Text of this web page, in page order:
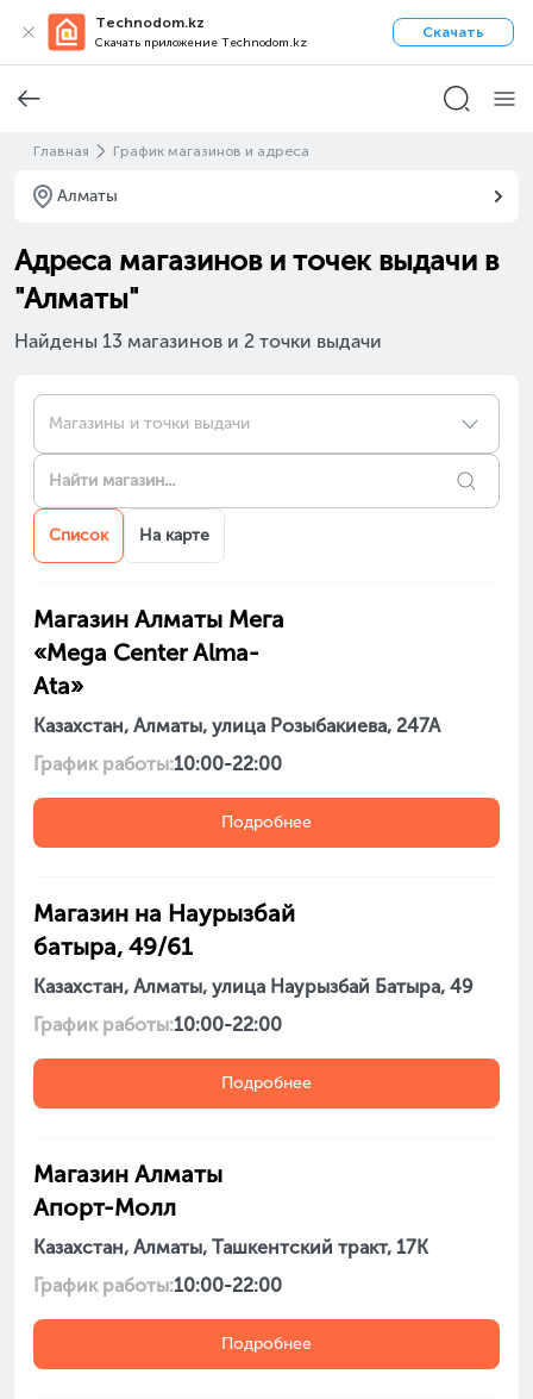
Technodom.kz
Скачать приложение Technodom.kz
Скачать
Главная График магазинов и адреса
Алматы
Адреса магазинов и точек выдачи в
"Алматы"
Найдены 13 магазинов и 2 точки выдачи
Магазины и точки выдачи
Список На карте
Магазин Алматы Мега
«Mega Center Alma-
Ata»
Казахстан, Алматы, улица Розыбакиева, 247А
График работы:10:00-22:00
Подробнее
Магазин на Наурызбай
батыра, 49/61
Казахстан, Алматы, улица Наурызбай Батыра, 49
График работы:10:00-22:00
Подробнее
Магазин Алматы
Апорт-Молл
Казахстан, Алматы, Ташкентский тракт, 17К
График работы:10:00-22:00
Подробнее